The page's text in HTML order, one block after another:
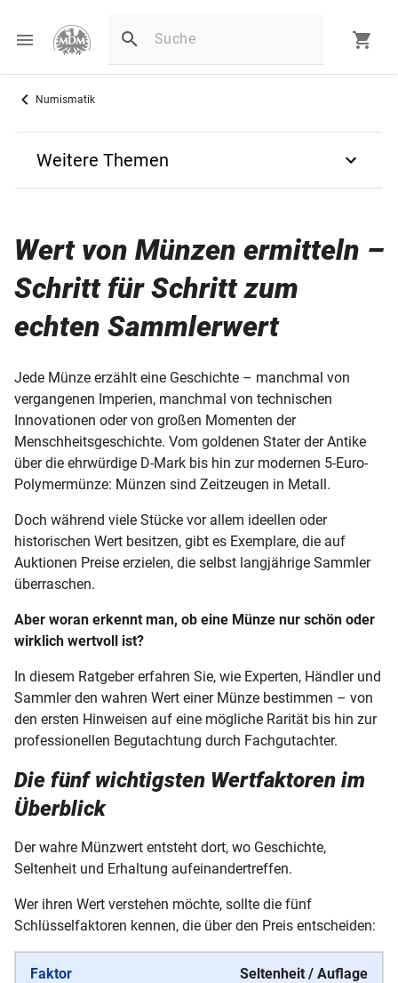
Numismatik
Weitere Themen
Tipps für Sammler
Münzen sammeln
Münz-Zubehör
Wert von Münzen
Wert von Münzen - Erhaltungsgrad
Fälschungen erkennen
Münzen und Edelmetalle schenken
Wert von Münzen ermitteln –
Schritt für Schritt zum
echten Sammlerwert
Jede Münze erzählt eine Geschichte – manchmal von
vergangenen Imperien, manchmal von technischen
Innovationen oder von großen Momenten der
Menschheitsgeschichte. Vom goldenen Stater der Antike
über die ehrwürdige D-Mark bis hin zur modernen 5-Euro-
Polymermünze: Münzen sind Zeitzeugen in Metall.
Doch während viele Stücke vor allem ideellen oder
historischen Wert besitzen, gibt es Exemplare, die auf
Auktionen Preise erzielen, die selbst langjährige Sammler
überraschen.
Aber woran erkennt man, ob eine Münze nur schön oder
wirklich wertvoll ist?
In diesem Ratgeber erfahren Sie, wie Experten, Händler und
Sammler den wahren Wert einer Münze bestimmen – von
den ersten Hinweisen auf eine mögliche Rarität bis hin zur
professionellen Begutachtung durch Fachgutachter.
Die fünf wichtigsten Wertfaktoren im
Überblick
Der wahre Münzwert entsteht dort, wo Geschichte,
Seltenheit und Erhaltung aufeinandertreffen.
Wer ihren Wert verstehen möchte, sollte die fünf
Schlüsselfaktoren kennen, die über den Preis entscheiden:
Seltenheit / Auflage